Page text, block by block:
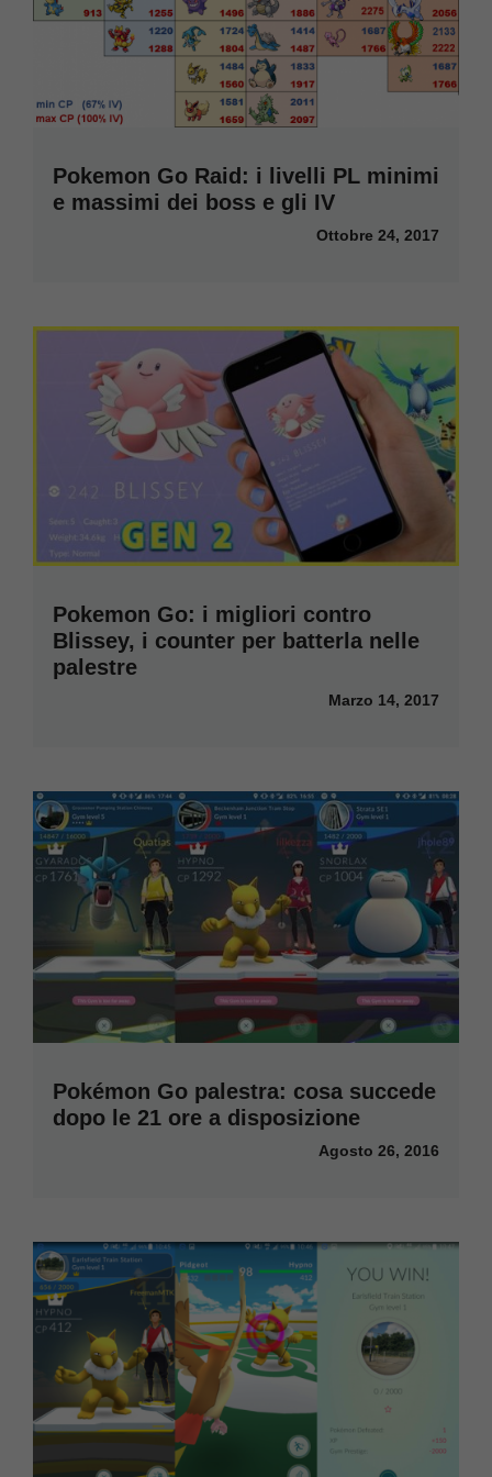
Pokemon Go Raid: i livelli PL minimi
e massimi dei boss e gli IV
Ottobre 24, 2017
Pokemon Go: i migliori contro
Blissey, i counter per batterla nelle
palestre
Marzo 14, 2017
Pokémon Go palestra: cosa succede
dopo le 21 ore a disposizione
Agosto 26, 2016